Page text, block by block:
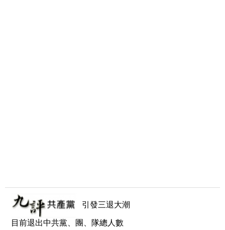
引發三退大潮
目前退出中共黨、團、隊總人數